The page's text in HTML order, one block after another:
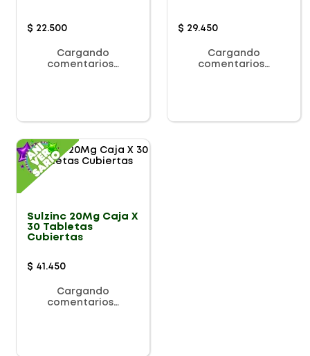
$ 22.500
Cargando
comentarios…
$ 29.450
Cargando
comentarios…
Sulzinc 20Mg Caja X
30 Tabletas
Cubiertas
$ 41 .450
Cargando
comentarios…